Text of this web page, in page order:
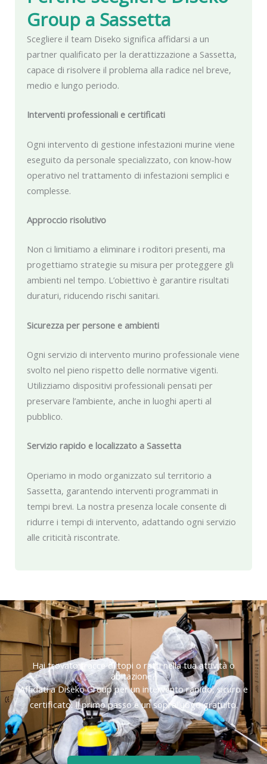
Group a Sassetta
Scegliere il team Diseko significa affidarsi a un
partner qualificato per la derattizzazione a Sassetta,
capace di risolvere il problema alla radice nel breve,
medio e lungo periodo.
Interventi professionali e certificati
Ogni intervento di gestione infestazioni murine viene
eseguito da personale specializzato, con know-how
operativo nel trattamento di infestazioni semplici e
complesse.
Approccio risolutivo
Non ci limitiamo a eliminare i roditori presenti, ma
progettiamo strategie su misura per proteggere gli
ambienti nel tempo. L’obiettivo è garantire risultati
duraturi, riducendo rischi sanitari.
Sicurezza per persone e ambienti
Ogni servizio di intervento murino professionale viene
svolto nel pieno rispetto delle normative vigenti.
Utilizziamo dispositivi professionali pensati per
preservare l’ambiente, anche in luoghi aperti al
pubblico.
Servizio rapido e localizzato a Sassetta
Operiamo in modo organizzato sul territorio a
Sassetta, garantendo interventi programmati in
tempi brevi. La nostra presenza locale consente di
ridurre i tempi di intervento, adattando ogni servizio
alle criticità riscontrate.
Hai trovato tracce di topi o ratti nella tua attività o
abitazione?
Affidati a Diseko Group per un intervento rapido, sicuro e
certificato. Il primo passo è un sopralluogo gratuito.